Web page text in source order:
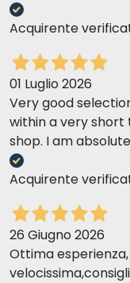
Acquirente
01 Luglio 2026
Very good
within a very short
shop. I am
Acquirente
26 Giugno 2026
Ottima